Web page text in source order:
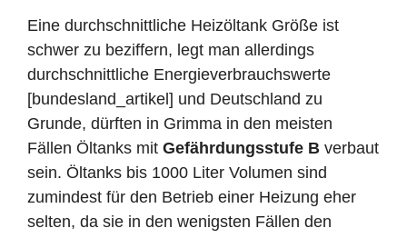
Eine durchschnittliche Heizöltank Größe ist
schwer zu beziffern, legt man allerdings
durchschnittliche Energieverbrauchswerte
[bundesland_artikel] und Deutschland zu
Grunde, dürften in Grimma in den meisten
Fällen Öltanks mit Gefährdungsstufe B verbaut
sein. Öltanks bis 1000 Liter Volumen sind
zumindest für den Betrieb einer Heizung eher
selten, da sie in den wenigsten Fällen den